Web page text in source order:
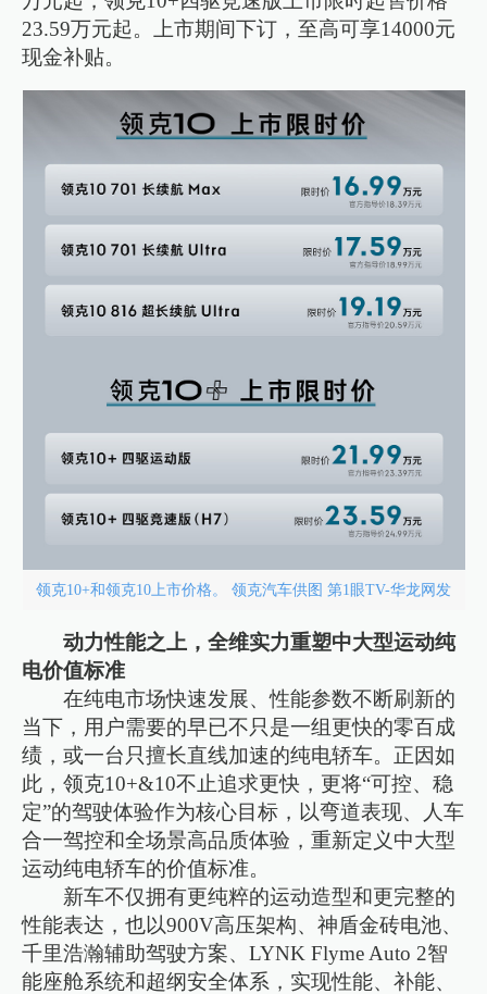
23.59万元起。上市期间下订，至高可享14000元
现金补贴。
领克10+和领克10上市价格。 领克汽车供图 第1眼TV-华龙网发
动力性能之上，全维实力重塑中大型运动纯
电价值标准
在纯电市场快速发展、性能参数不断刷新的
当下，用户需要的早已不只是一组更快的零百成
绩，或一台只擅长直线加速的纯电轿车。正因如
此，领克10+&10不止追求更快，更将“可控、稳
定”的驾驶体验作为核心目标，以弯道表现、人车
合一驾控和全场景高品质体验，重新定义中大型
运动纯电轿车的价值标准。
新车不仅拥有更纯粹的运动造型和更完整的
性能表达，也以900V高压架构、神盾金砖电池、
千里浩瀚辅助驾驶方案、LYNK Flyme Auto 2智
能座舱系统和超纲安全体系，实现性能、补能、